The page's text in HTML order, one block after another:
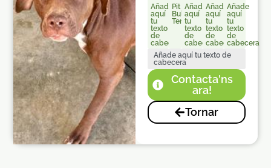
Añade
aquí
tu
texto
de
cabecera
Pit
Bull
Terrier
Añade
aquí
tu
texto
de
cabecera
Añade
aquí
tu
texto
de
cabecera
Añade
aquí
tu
texto
de
cabecera
Añade aquí tu texto de
cabecera
Contacta'ns
ara!
Tornar